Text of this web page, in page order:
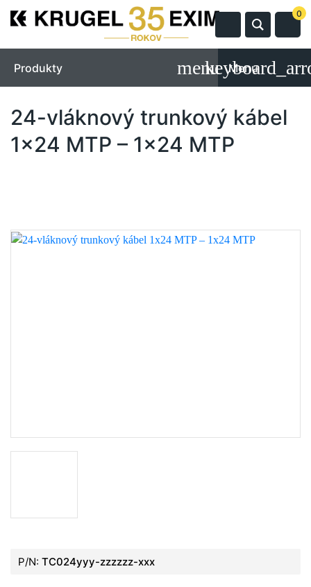
0
Produkty Menu
24-vláknový trunkový kábel
1x24 MTP – 1x24 MTP
P/N: TC024yyy-zzzzzz-xxx